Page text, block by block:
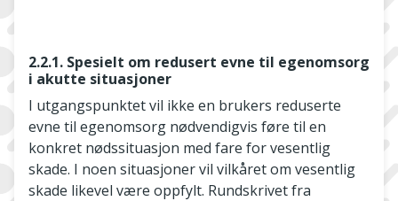
2.2.1. Spesielt om redusert evne til egenomsorg
i akutte situasjoner
I utgangspunktet vil ikke en brukers reduserte
evne til egenomsorg nødvendigvis føre til en
konkret nødssituasjon med fare for vesentlig
skade. I noen situasjoner vil vilkåret om vesentlig
skade likevel være oppfylt. Rundskrivet fra